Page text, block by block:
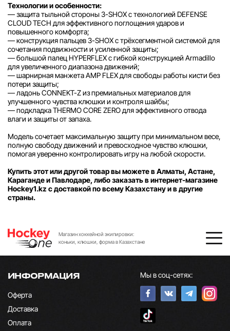
Технологии и особенности:
— защита тыльной стороны 3-SHOX с технологией DEFENSE
CLOUD TECH для эффективного поглощения ударов и
повышенного комфорта;
— конструкция пальцев 3-SHOX с трёхсегментной системой для
сочетания подвижности и усиленной защиты;
— большой палец HYPERFLEX с гибкой конструкцией Armadillo
для увеличенного диапазона движений;
— шарнирная манжета AMP FLEX для свободы работы кисти без
потери защиты;
— ладонь CONNEKT-Z из премиальных материалов для
улучшенного чувства клюшки и контроля шайбы;
— подкладка THERMO CORE ZERO для эффективного отвода
влаги и защиты от запаха.
Модель сочетает максимальную защиту при минимальном весе,
полную свободу движений и превосходное чувство клюшки,
помогая уверенно контролировать игру на любой скорости.
Купить этот или другой товар вы можете в Алматы, Астане,
Караганде и Павлодаре, либо заказать в интернет-магазине
Hockey1.kz с доставкой по всему Казахстану и в другие
страны.
Магазин хоккейной экипировки:
коньки, клюшки, форма в Казахстане
ИНФОРМАЦИЯ
Оферта
Доставка
Оплата
Мы в соц-сетях: